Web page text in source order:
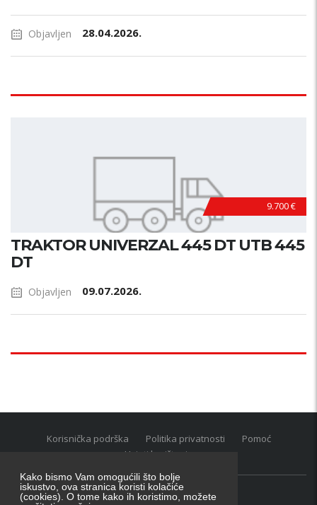
Kako bismo Vam omogućili što bolje
iskustvo, ova stranica koristi kolačiće
(cookies). O tome kako ih koristimo, možete
Objavljen 28.04.2026.
9.700 €
TRAKTOR UNIVERZAL 445 DT UTB 445
DT
Objavljen 09.07.2026.
Korisnička podrška Politika privatnosti
Pomoć
Uvjeti korištenja
Oglasnik grupacija:posao.hr|oglasnik.hr|auti.hr